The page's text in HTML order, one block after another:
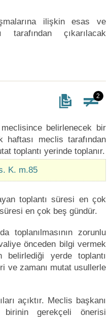
ilişkin esas ve
çıkarılacak
2
belirlenecek bir
meclis tarafından
toplantı yerinde toplanır.
K. m.85
toplantı süresi en çok
en çok beş gündür.
toplanılmasının zorunlu
önceden bilgi vermek
belirlediği yerde toplantı
ve zamanı mutat usullerle
açıktır. Meclis başkanı
gerekçeli önerisi